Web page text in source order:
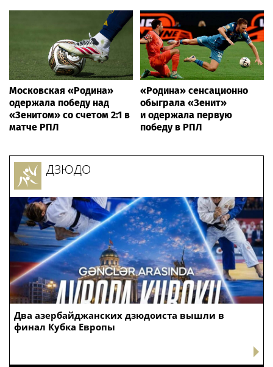
Московская «Родина»
одержала победу над
«Зенитом» со счетом 2:1 в
матче РПЛ
«Родина» сенсационно
обыграла «Зенит»
и одержала первую
победу в РПЛ
Два азербайджанских дзюдоиста вышли в
финал Кубка Европы
ДЗЮДО